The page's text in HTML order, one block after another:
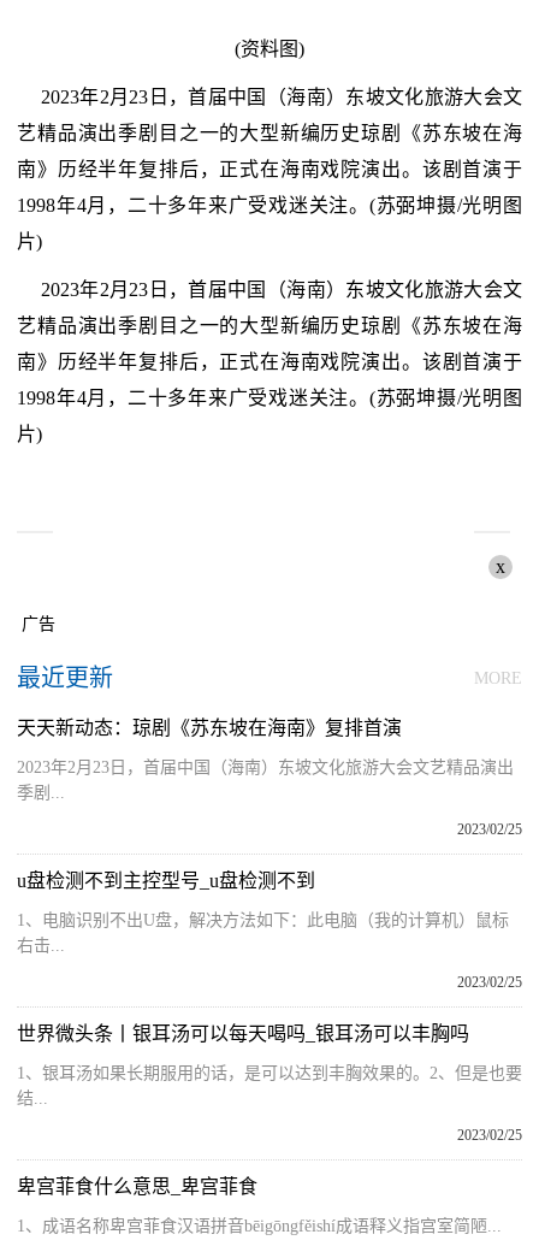
(资料图)
2023年2月23日，首届中国（海南）东坡文化旅游大会文
艺精品演出季剧目之一的大型新编历史琼剧《苏东坡在海
南》历经半年复排后，正式在海南戏院演出。该剧首演于
1998年4月，二十多年来广受戏迷关注。(苏弼坤摄/光明图
片)
2023年2月23日，首届中国（海南）东坡文化旅游大会文
艺精品演出季剧目之一的大型新编历史琼剧《苏东坡在海
南》历经半年复排后，正式在海南戏院演出。该剧首演于
1998年4月，二十多年来广受戏迷关注。(苏弼坤摄/光明图
片)
x
广告
最近更新 MORE
天天新动态：琼剧《苏东坡在海南》复排首演
2023年2月23日，首届中国（海南）东坡文化旅游大会文艺精品演出
季剧...
2023/02/25
u盘检测不到主控型号_u盘检测不到
1、电脑识别不出U盘，解决方法如下：此电脑（我的计算机）鼠标
右击...
2023/02/25
世界微头条丨银耳汤可以每天喝吗_银耳汤可以丰胸吗
1、银耳汤如果长期服用的话，是可以达到丰胸效果的。2、但是也要
结...
2023/02/25
卑宫菲食什么意思_卑宫菲食
1、成语名称卑宫菲食汉语拼音bēigōngfěishí成语释义指宫室简陋...